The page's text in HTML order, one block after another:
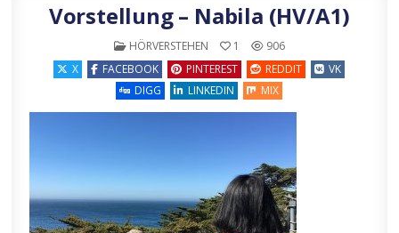
Vorstellung – Nabila (HV/A1)
POSTED IN
HÖRVERSTEHEN 1
906
X
FACEBOOK PINTEREST REDDIT
VK
DIGG
LINKEDIN MIX